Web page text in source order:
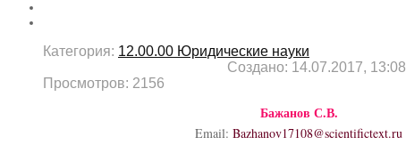
Категория: 12.00.00 Юридические науки
Создано: 14.07.2017, 13:08
Просмотров: 2156
Бажанов С.В.
Email: Bazhanov17108@scientifictext.ru